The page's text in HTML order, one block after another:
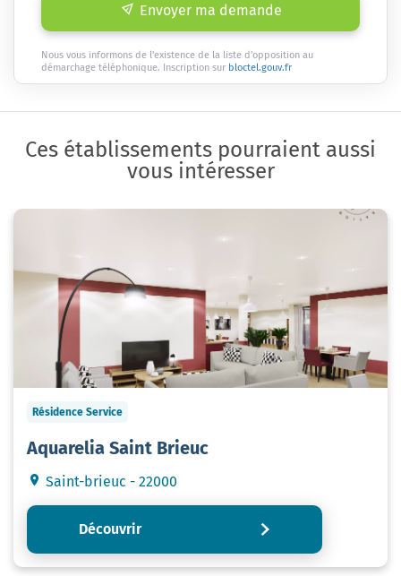
Envoyer ma demande
Nous vous informons de l'existence de la liste d'opposition au
démarchage téléphonique. Inscription sur bloctel.gouv.fr
Ces établissements pourraient aussi
vous intéresser
Résidence Service
Aquarelia Saint Brieuc
Saint-brieuc - 22000
Découvrir